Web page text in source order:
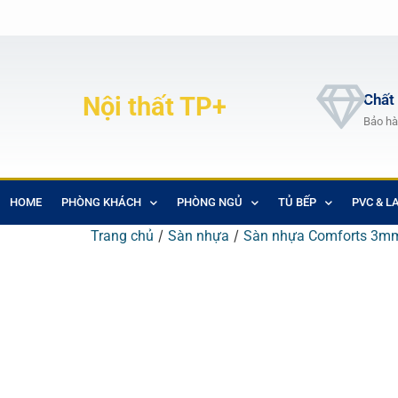
Nội thất TP+ Bảo
HOME PHÒNG KHÁCH PHÒNG NGỦ TỦ BẾP PVC &
Trang chủ / Sàn nhựa / Sàn nhựa Comforts